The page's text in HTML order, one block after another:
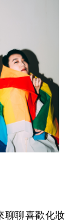
聊聊喜歡化妝